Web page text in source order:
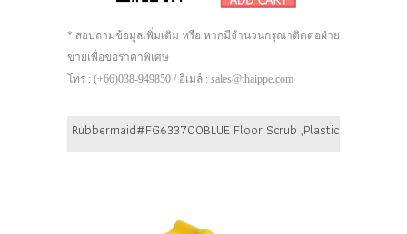
* สอบถามข้อมูลเพิ่มเติม หรือ หากมีจำนวนกรุณาติดต่อฝ่าย
ขายเพื่อขอราคาพิเศษ
โทร : (+66)038-949850 / อีเมล์ : sales@thaippe.com
Rubbermaid#FG633700BLUE Floor Scrub ,Plastic Block, Bi-